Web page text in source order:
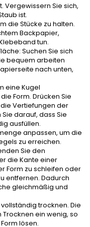
Vergewissern Sie sich,
ist.
die Stücke zu halten.
Backpapier,
tun.
Suchen Sie sich
bequem arbeiten
nach unten,
eine Kugel
Form. Drücken Sie
Vertiefungen der
darauf, dass Sie
ausfüllen.
anpassen, um die
zu erreichen.
Sie den
die Kante einer
Form zu schleifen oder
entfernen. Dadurch
gleichmäßig und
trocknen. Die
ein wenig, so
lösen.